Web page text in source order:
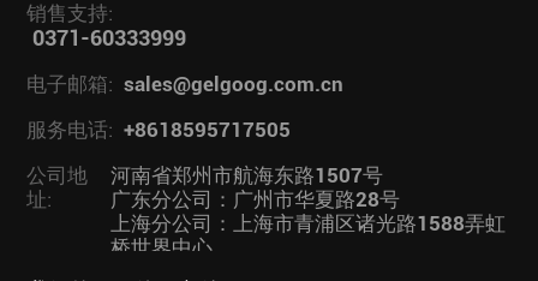
销售支持:
0371-60333999
电子邮箱: sales@gelgoog.com.cn
服务电话: +8618595717505
公司地
址:
河南省郑州市航海东路1507号
广东分公司：广州市华夏路28号
上海分公司：上海市青浦区诸光路1588弄虹
桥世界中心